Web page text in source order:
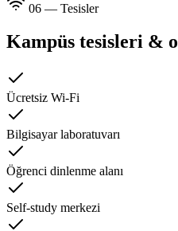
06 — Tesisler
Kampüs tesisleri &
Ücretsiz Wi-Fi
Bilgisayar laboratuvarı
Öğrenci dinlenme alanı
Self-study merkezi